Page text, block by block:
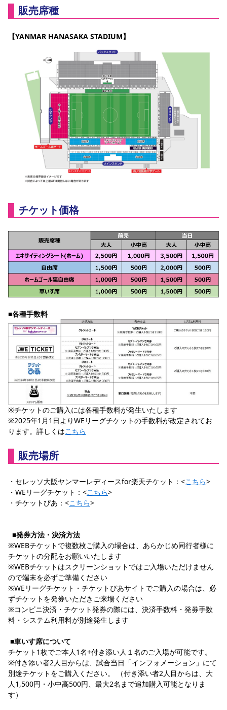
販売席種
【YANMAR HANASAKA STADIUM】
チケット価格
■各種手数料
※チケットのご購入には各種手数料が発生いたします
※2025年1月1日よりWEリーグチケットの手数料が改定されてお
ります。詳しくはこちら
販売場所
・セレッソ大阪ヤンマーレディースfor楽天チケット：<こちら>
・WEリーグチケット：<こちら>
・チケットぴあ：<こちら>
■発券方法・決済方法
※WEBチケットで複数枚ご購入の場合は、あらかじめ同行者様に
チケットの分配をお願いいたします
※WEBチケットはスクリーンショットではご入場いただけません
ので端末を必ずご準備ください
※WEリーグチケット・チケットぴあサイトでご購入の場合は、必
ずチケットを発券いただきご来場ください
※コンビニ決済・チケット発券の際には、決済手数料・発券手数
料・システム利用料が別途発生します
■車いす席について
チケット1枚でご本人1名+付き添い人１名のご入場が可能です。
※付き添い者2人目からは、試合当日「インフォメーション」にて
別途チケットをご購入ください。 （付き添い者2人目からは、大
人1,500円・小中高500円、最大2名まで追加購入可能となりま
す）